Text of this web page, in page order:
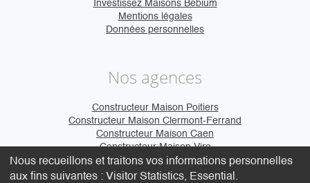
Investissez Maisons Bebium
Mentions légales
Données personnelles
Nos agences
Constructeur Maison Poitiers
Constructeur Maison Clermont-Ferrand
Constructeur Maison Caen
Constructeur Maison Vire
Nous recueillons et traitons vos informations personnelles
aux fins suivantes : Visitor Statistics, Essential .